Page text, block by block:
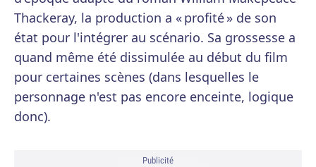
Thackeray, la production a « profité » de son
état pour l'intégrer au scénario. Sa grossesse a
quand même été dissimulée au début du film
pour certaines scènes (dans lesquelles le
personnage n'est pas encore enceinte, logique
donc).
Publicité